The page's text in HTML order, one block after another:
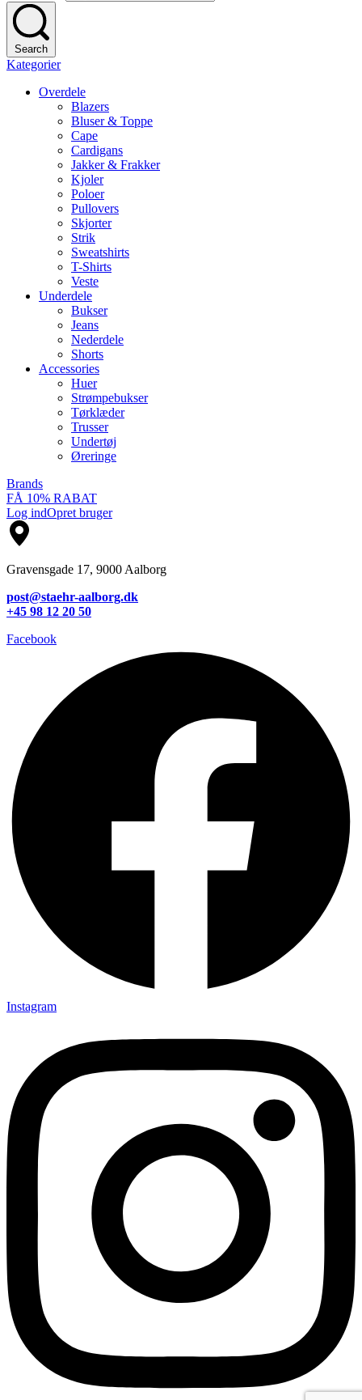
Search
Kategorier
Overdele
Blazers
Bluser & Toppe
Cape
Cardigans
Jakker & Frakker
Kjoler
Poloer
Pullovers
Skjorter
Strik
Sweatshirts
T-Shirts
Veste
Underdele
Bukser
Jeans
Nederdele
Shorts
Accessories
Huer
Strømpebukser
Tørklæder
Trusser
Undertøj
Øreringe
Brands
FÅ 10% RABAT
Log indOpret bruger
Gravensgade 17, 9000 Aalborg
post@staehr-aalborg.dk
+45 98 12 20 50
Facebook
Instagram